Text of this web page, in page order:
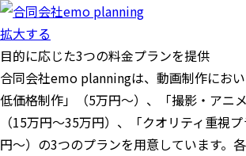
拡大する
目的に応じた3つの料金プランを提供
合同会社emo planningは、動画制作にお
低価格制作」（5万円〜）、「撮影・アニ
（15万円〜35万円）、「クオリティ重視
円〜）の3つのプランを用意しています。